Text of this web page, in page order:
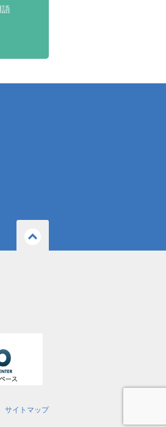
サイトマップ